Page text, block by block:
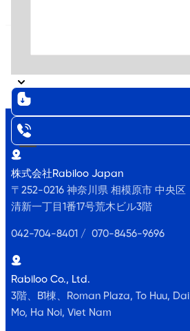
株式会社Rabiloo Japan
〒252-0216 神奈川県 相模原市 中央区
清新一丁目1番17号荒木ビル3階
042-704-8401 / 070-8456-9696
Rabiloo Co., Ltd.
3階、B1棟、Roman Plaza, To Huu, Dai
Mo, Ha Noi, Viet Nam